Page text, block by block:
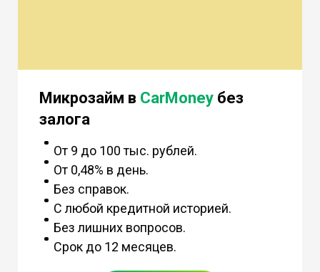
Микрозайм в CarMoney без
залога
От 9 до 100 тыс. рублей.
От 0,48% в день.
Без справок.
С любой кредитной историей.
Без лишних вопросов.
Срок до 12 месяцев.